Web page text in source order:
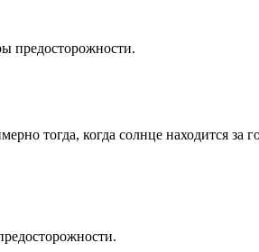
предосторожности.
тогда, когда солнце находится за